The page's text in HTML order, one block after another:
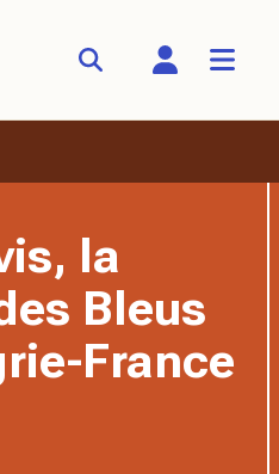
la
Bleus
France